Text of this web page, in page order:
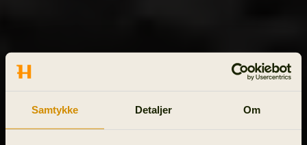
Samtykke Detaljer Om